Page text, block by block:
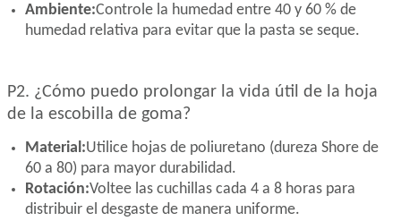
Ambiente:Controle la humedad entre 40 y 60 % de
humedad relativa para evitar que la pasta se seque.
P2. ¿Cómo puedo prolongar la vida útil de la hoja
de la escobilla de goma?
Material:Utilice hojas de poliuretano (dureza Shore de
60 a 80) para mayor durabilidad.
Rotación:Voltee las cuchillas cada 4 a 8 horas para
distribuir el desgaste de manera uniforme.